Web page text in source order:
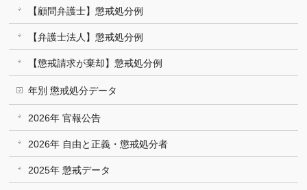
【顧問弁護士】懲戒処分例
【弁護士法人】懲戒処分例
【懲戒請求が棄却】懲戒処分例
年別 懲戒処分データ
2026年 官報公告
2026年 自由と正義・懲戒処分者
2025年 懲戒データ